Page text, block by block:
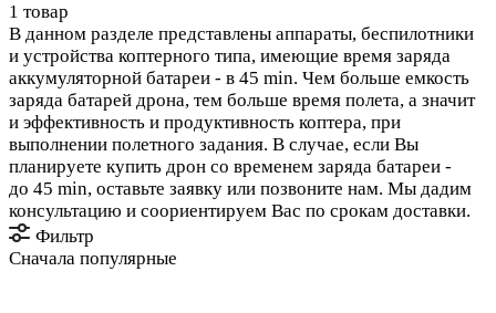
1 товар
В данном разделе представлены аппараты, беспилотники
и устройства коптерного типа, имеющие время заряда
аккумуляторной батареи - в 45 min. Чем больше емкость
заряда батарей дрона, тем больше время полета, а значит
и эффективность и продуктивность коптера, при
выполнении полетного задания. В случае, если Вы
планируете купить дрон со временем заряда батареи -
до 45 min, оставьте заявку или позвоните нам. Мы дадим
консультацию и соориентируем Вас по срокам доставки.
Фильтр
Сначала популярные